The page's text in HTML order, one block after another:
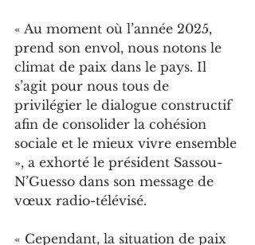
« Au moment où l’année 2025,
prend son envol, nous notons le
climat de paix dans le pays. Il
s’agit pour nous tous de
privilégier le dialogue constructif
afin de consolider la cohésion
sociale et le mieux vivre ensemble
», a exhorté le président Sassou-
N’Guesso dans son message de
vœux radio-télévisé.
« Cependant, la situation de paix